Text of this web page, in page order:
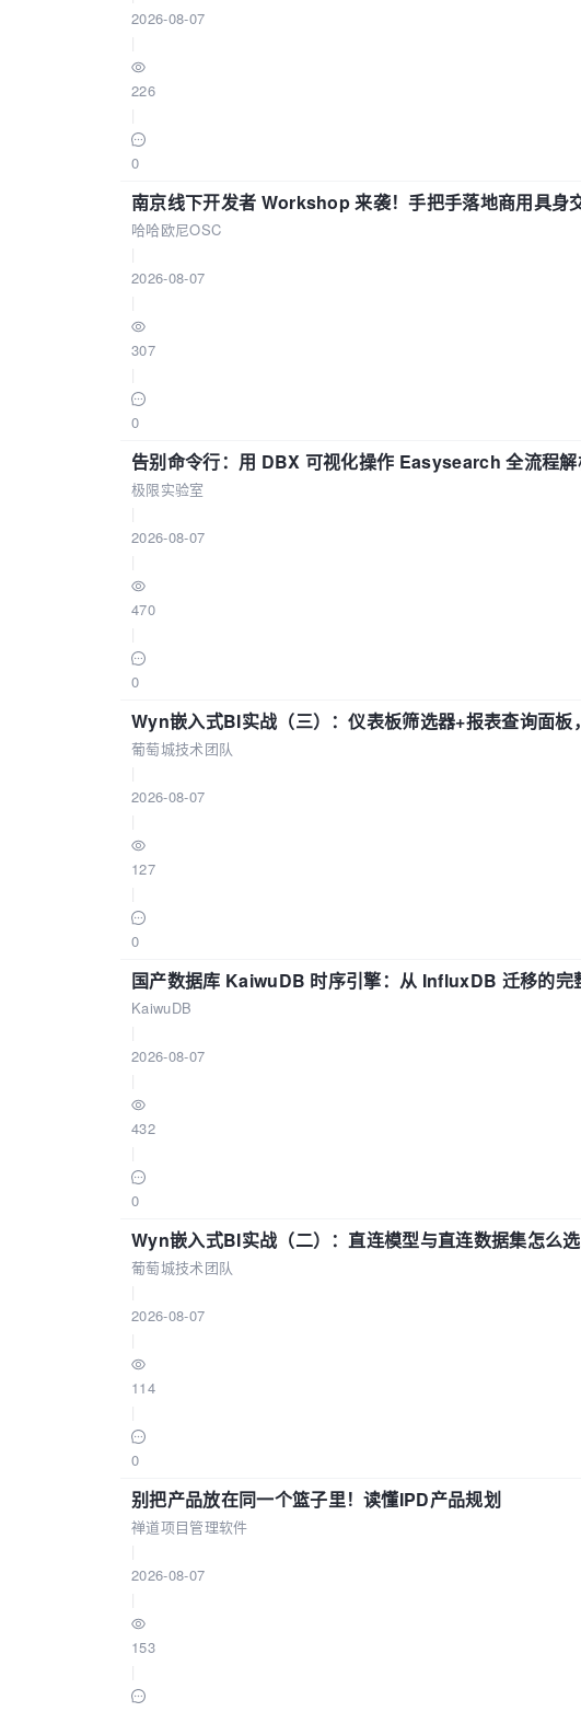
2026-08-07
226
0
南京线下开发者 Workshop 来袭！手把手落地商用具身
哈哈欧尼OSC
2026-08-07
307
0
告别命令行：用 DBX 可视化操作 Easysearch 全流程
极限实验室
2026-08-07
470
0
Wyn嵌入式BI实战（三）：仪表板筛选器+报表查询面板
葡萄城技术团队
2026-08-07
127
0
国产数据库 KaiwuDB 时序引擎：从 InfluxDB 迁移的完
KaiwuDB
2026-08-07
432
0
Wyn嵌入式BI实战（二）：直连模型与直连数据集怎么
葡萄城技术团队
2026-08-07
114
0
别把产品放在同一个篮子里！读懂IPD产品规划
禅道项目管理软件
2026-08-07
153